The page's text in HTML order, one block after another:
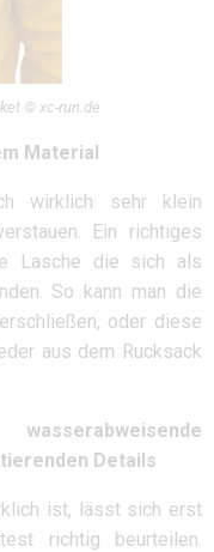
© xc-run.de
Material
wirklich sehr klein
Ein richtiges
Lasche die sich als
So kann man die
oder diese
aus dem Rucksack
Details
ist, lässt sich erst
richtig beurteilen.